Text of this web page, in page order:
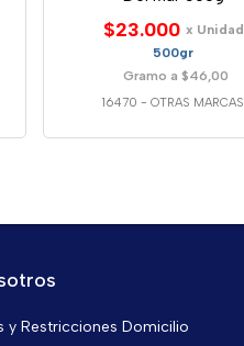
$23.000 x Unidad
500gr
Gramo a $46,00
16470 -OTRAS MARCAS
y Restricciones Domicilio